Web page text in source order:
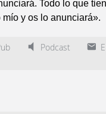
Todo lo que
y os lo anunciará».
Podcast